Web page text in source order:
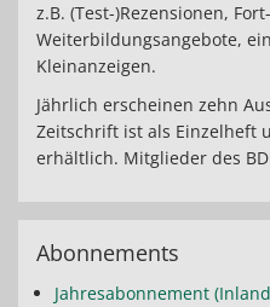
z.B. (Test-)Rezensionen,
Weiterbildungsangebote,
Kleinanzeigen.
Jährlich erscheinen zehn
Zeitschrift ist als Einzelheft
erhältlich. Mitglieder des
Abonnements
Jahresabonnement